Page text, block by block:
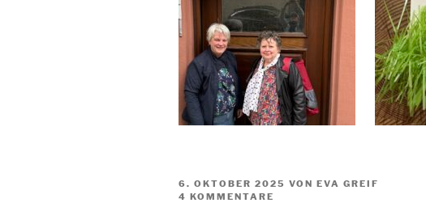
VERÖFFENTLICHT
AM
6. OKTOBER 2025 VON EVA GREIF
4 KOMMENTARE